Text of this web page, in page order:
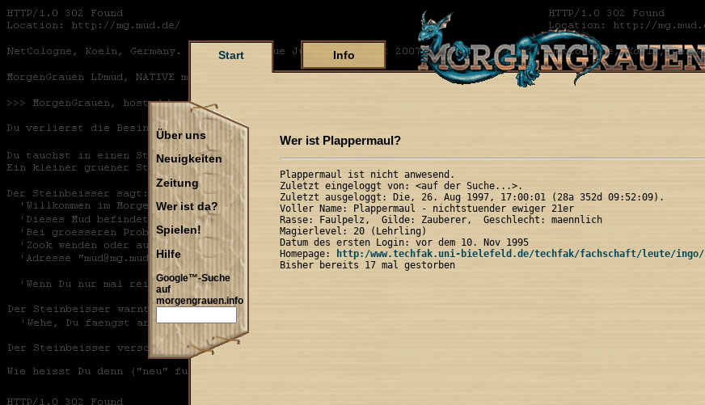
Start Info
Über uns
Neuigkeiten
Zeitung
Wer ist da?
Spielen!
Hilfe
Google™-Suche
auf
morgengrauen.info
Wer ist Plappermaul?
Plappermaul ist nicht anwesend.
Zuletzt eingeloggt von: <auf der Suche...>.
Zuletzt ausgeloggt: Die, 26. Aug 1997, 17:00:01 (28a 352d 09:52:09).
Voller Name: Plappermaul - nichtstuender ewiger 21er
Rasse: Faulpelz,  Gilde: Zauberer,  Geschlecht: maennlich
Magierlevel: 20 (Lehrling)
Datum des ersten Login: vor dem 10. Nov 1995
Homepage:
http:/www.techfak.uni-bielefeld.de/techfak/fachschaft/leute/ingo/